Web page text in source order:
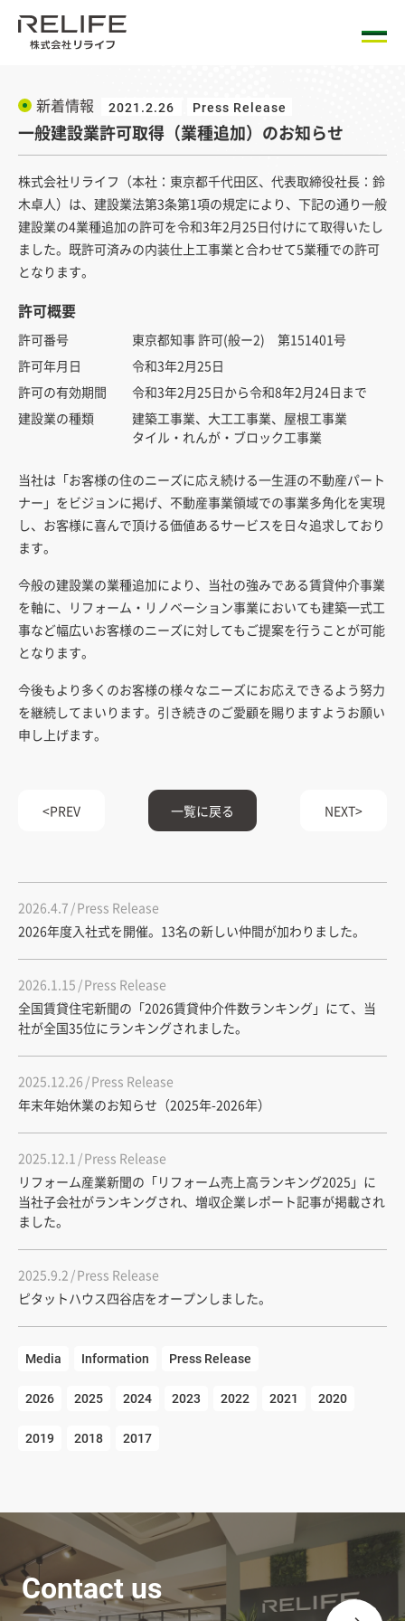
新着情報 2021.2.26 Press Release
一般建設業許可取得（業種追加）のお知らせ
株式会社リライフ（本社：東京都千代田区、代表取締役社長：鈴
木卓人）は、建設業法第3条第1項の規定により、下記の通り一般
建設業の4業種追加の許可を令和3年2月25日付けにて取得いたし
ました。既許可済みの内装仕上工事業と合わせて5業種での許可
となります。
許可概要
許可番号
東京都知事 許可(般ー2) 第151401号
許可年月日
令和3年2月25日
許可の有効期間
令和3年2月25日から令和8年2月24日まで
建設業の種類
建築工事業、大工工事業、屋根工事業
タイル・れんが・ブロック工事業
当社は「お客様の住のニーズに応え続ける一生涯の不動産パート
ナー」をビジョンに掲げ、不動産事業領域での事業多角化を実現
し、お客様に喜んで頂ける価値あるサービスを日々追求しており
ます。
今般の建設業の業種追加により、当社の強みである賃貸仲介事業
を軸に、リフォーム・リノベーション事業においても建築一式工
事など幅広いお客様のニーズに対してもご提案を行うことが可能
となります。
今後もより多くのお客様の様々なニーズにお応えできるよう努力
を継続してまいります。引き続きのご愛顧を賜りますようお願い
申し上げます。
PREV 一覧に戻る NEXT
2026.4.7 Press Release
2026年度入社式を開催。13名の新しい仲間が加わりました。
2026.1.15 Press Release
全国賃貸住宅新聞の「2026賃貸仲介件数ランキング」にて、当
社が全国35位にランキングされました。
2025.12.26 Press Release
年末年始休業のお知らせ（2025年-2026年）
2025.12.1
Press Release
リフォーム産業新聞の「リフォーム売上高ランキング2025」に
当社子会社がランキングされ、増収企業レポート記事が掲載され
ました。
2025.9.2 Press Release
ピタットハウス四谷店をオープンしました。
Media Information Press Release
2026 2025 2024 2023 2022 2021 2020
2019 2018 2017
Contact us